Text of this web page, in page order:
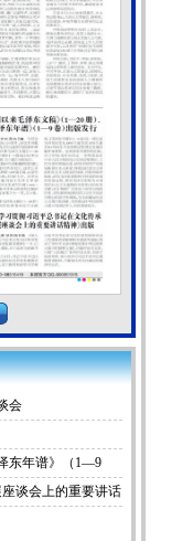
会
东年谱》（1—9
谈会上的重要讲话